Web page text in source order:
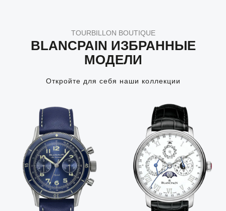
TOURBILLON BOUTIQUE
BLANCPAIN ИЗБРАННЫЕ
МОДЕЛИ
Откройте для себя наши коллекции